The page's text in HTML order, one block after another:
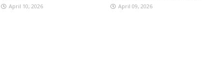
April 10, 2026 April 09, 2026